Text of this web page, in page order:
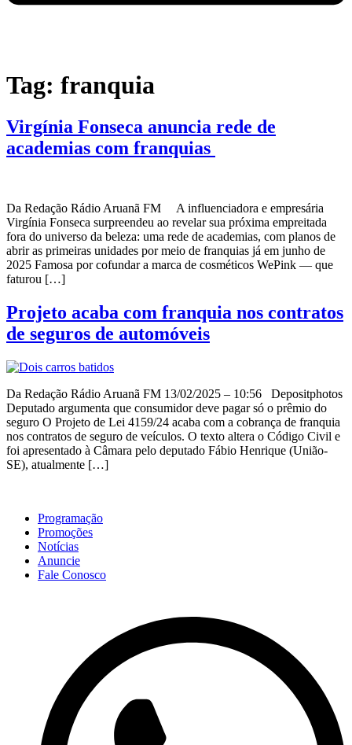
Tag: franquia
Virgínia Fonseca anuncia rede de
academias com franquias
Da Redação Rádio Aruanã FM A influenciadora e empresária
Virgínia Fonseca surpreendeu ao revelar sua próxima empreitada
fora do universo da beleza: uma rede de academias, com planos de
abrir as primeiras unidades por meio de franquias já em junho de
2025 Famosa por cofundar a marca de cosméticos WePink — que
faturou […]
Projeto acaba com franquia nos contratos
de seguros de automóveis
Da Redação Rádio Aruanã FM 13/02/2025 – 10:56 Depositphotos
Deputado argumenta que consumidor deve pagar só o prêmio do
seguro O Projeto de Lei 4159/24 acaba com a cobrança de franquia
nos contratos de seguro de veículos. O texto altera o Código Civil e
foi apresentado à Câmara pelo deputado Fábio Henrique (União-
SE), atualmente […]
Programação
Promoções
Notícias
Anuncie
Fale Conosco